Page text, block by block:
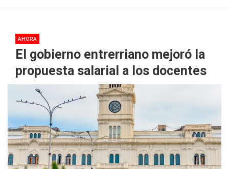
AHORA
El gobierno entrerriano mejoró la
propuesta salarial a los docentes